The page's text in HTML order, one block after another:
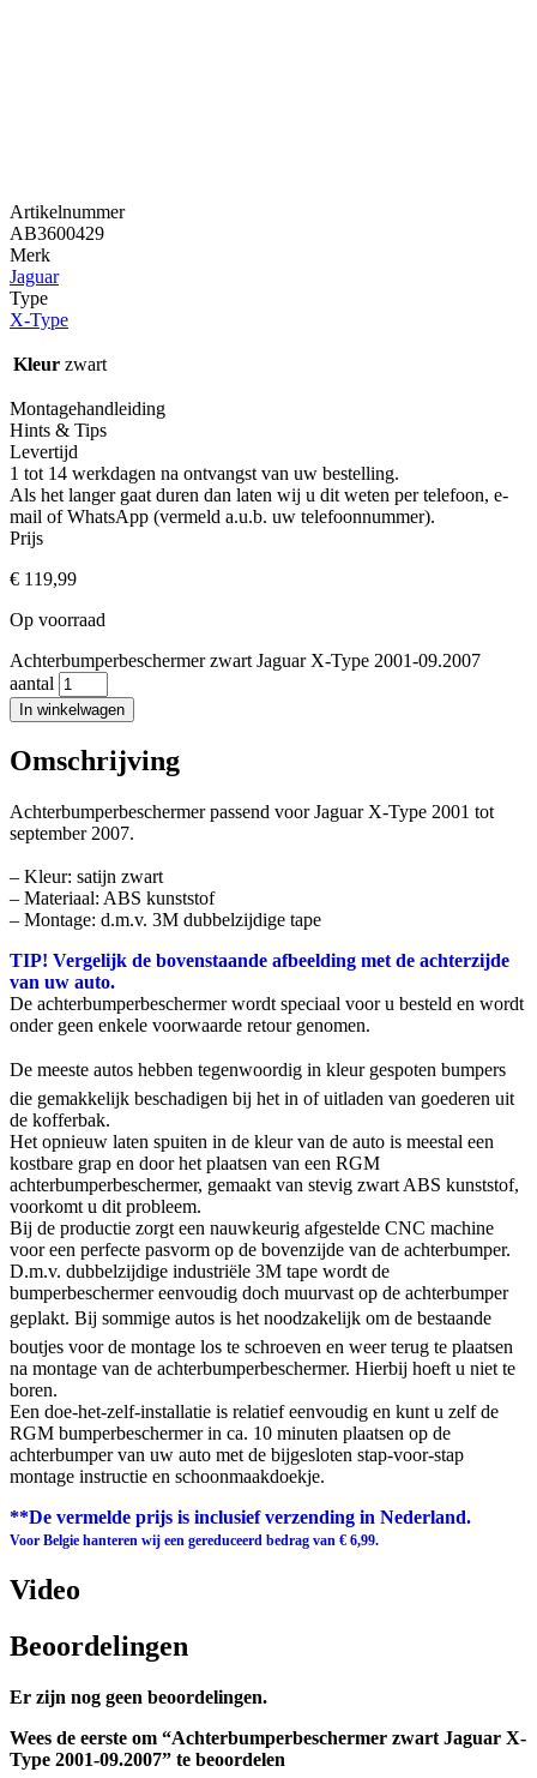
Artikelnummer
AB3600429
Merk
Jaguar
Type
X-Type
Kleur zwart
Montagehandleiding
Hints & Tips
Levertijd
1 tot 14 werkdagen na ontvangst van uw bestelling.
Als het langer gaat duren dan laten wij u dit weten per telefoon, e-
mail of WhatsApp (vermeld a.u.b. uw telefoonnummer).
Prijs
€ 119,99
Op voorraad
Achterbumperbeschermer zwart Jaguar X-Type 2001-09.2007
aantal
In winkelwagen
Omschrijving
Achterbumperbeschermer passend voor Jaguar X-Type 2001 tot
september 2007.
– Kleur: satijn zwart
– Materiaal: ABS kunststof
– Montage: d.m.v. 3M dubbelzijdige tape
TIP! Vergelijk de bovenstaande afbeelding met de achterzijde
van uw auto.
De achterbumperbeschermer wordt speciaal voor u besteld en wordt
onder geen enkele voorwaarde retour genomen.
De meeste autos hebben tegenwoordig in kleur gespoten bumpers
die gemakkelijk beschadigen bij het in of uitladen van goederen uit
de kofferbak.
Het opnieuw laten spuiten in de kleur van de auto is meestal een
kostbare grap en door het plaatsen van een RGM
achterbumperbeschermer, gemaakt van stevig zwart ABS kunststof,
voorkomt u dit probleem.
Bij de productie zorgt een nauwkeurig afgestelde CNC machine
voor een perfecte pasvorm op de bovenzijde van de achterbumper.
D.m.v. dubbelzijdige industriële 3M tape wordt de
bumperbeschermer eenvoudig doch muurvast op de achterbumper
geplakt. Bij sommige autos is het noodzakelijk om de bestaande
boutjes voor de montage los te schroeven en weer terug te plaatsen
na montage van de achterbumperbeschermer. Hierbij hoeft u niet te
boren.
Een doe-het-zelf-installatie is relatief eenvoudig en kunt u zelf de
RGM bumperbeschermer in ca. 10 minuten plaatsen op de
achterbumper van uw auto met de bijgesloten stap-voor-stap
montage instructie en schoonmaakdoekje.
**De vermelde prijs is inclusief verzending in Nederland.
Voor Belgie hanteren wij een gereduceerd bedrag van € 6,99.
Video
Beoordelingen
Er zijn nog geen beoordelingen.
Wees de eerste om “Achterbumperbeschermer zwart Jaguar X-
Type 2001-09.2007” te beoordelen